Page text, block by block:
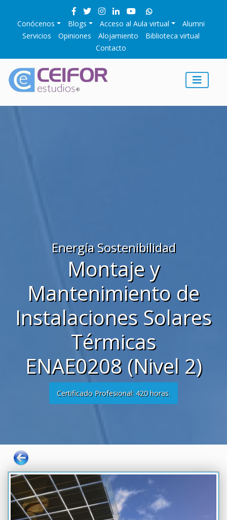
Conócenos Blogs Acceso al Aula virtual
Alumni
Servicios
Opiniones Alojamiento
Biblioteca virtual
Contacto
Energía Sostenibilidad
Montaje y
Mantenimiento de
Instalaciones Solares
Térmicas
ENAE0208 (Nivel 2)
Certificado Profesional: 420 horas.